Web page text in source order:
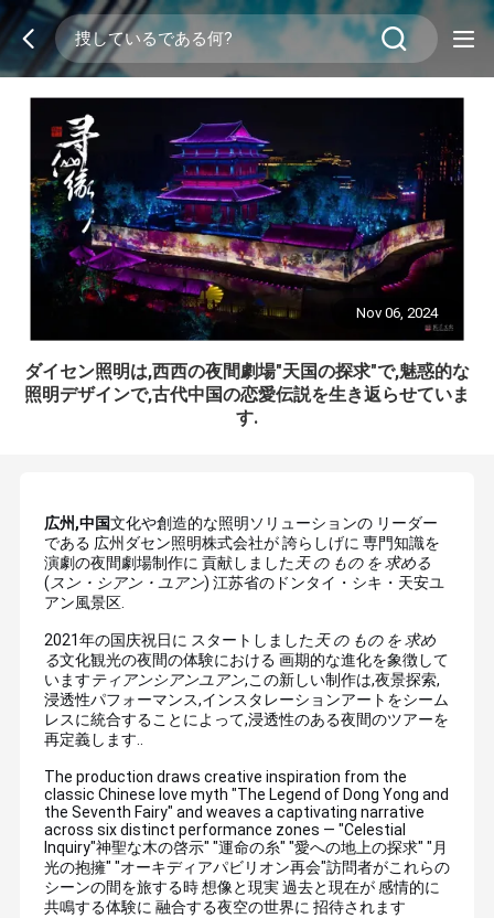
Nov 06, 2024
ダイセン照明は,西西の夜間劇場"天国の探求"で,魅惑的な
照明デザインで,古代中国の恋愛伝説を生き返らせていま
す.
広州,中国文化や創造的な照明ソリューションの リーダー
である 広州ダセン照明株式会社が 誇らしげに 専門知識を
演劇の夜間劇場制作に 貢献しました天 の もの を 求める
(スン・シアン・ユアン) 江苏省のドンタイ・シキ・天安ユ
アン風景区.
2021年の国庆祝日に スタートしました天 の もの を 求め
る文化観光の夜間の体験における 画期的な進化を象徴して
いますティアンシアンユアン,この新しい制作は,夜景探索,
浸透性パフォーマンス,インスタレーションアートをシーム
レスに統合することによって,浸透性のある夜間のツアーを
再定義します..
The production draws creative inspiration from the
classic Chinese love myth "The Legend of Dong Yong and
the Seventh Fairy" and weaves a captivating narrative
across six distinct performance zones — "Celestial
Inquiry"神聖な木の啓示" "運命の糸" "愛への地上の探求" "月
光の抱擁" "オーキディアパビリオン再会"訪問者がこれらの
シーンの間を旅する時 想像と現実 過去と現在が 感情的に
共鳴する体験に 融合する夜空の世界に 招待されます